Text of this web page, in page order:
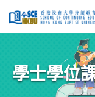
學士學位